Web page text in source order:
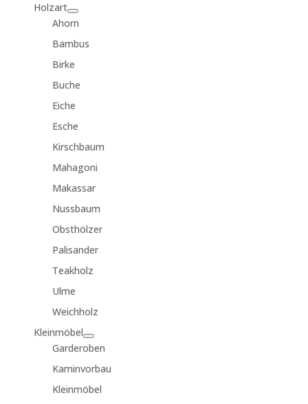
Holzart
Ahorn
Bambus
Birke
Buche
Eiche
Esche
Kirschbaum
Mahagoni
Makassar
Nussbaum
Obsthölzer
Palisander
Teakholz
Ulme
Weichholz
Kleinmöbel
Garderoben
Kaminvorbau
Kleinmöbel